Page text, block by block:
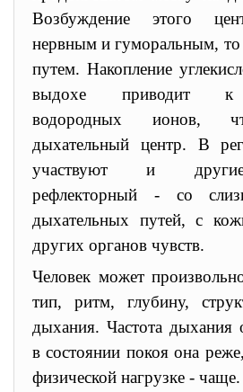
Возбуждение этого
нервным и гуморальным, то
путем. Накопление
выдохе приводит к
водородных ионов,
дыхательный центр. В
участвуют и
рефлекторный - со
дыхательных путей, с
других органов чувств.
Человек может
тип, ритм, глубину,
дыхания. Частота дыхания
в состоянии покоя она
физической нагрузке - чаще.